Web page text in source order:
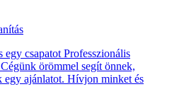
csapatot Professzionális
örömmel segít önnek,
egy ajánlatot. Hívjon minket és